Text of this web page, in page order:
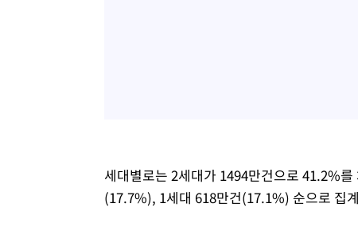
세대별로는 2세대가 1494만건으로 41.2%
(17.7%), 1세대 618만건(17.1%) 순으로 집